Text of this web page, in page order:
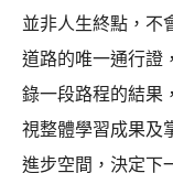
並非人生終點，不
道路的唯一通行證
錄一段路程的結果
視整體學習成果及
進步空間，決定下